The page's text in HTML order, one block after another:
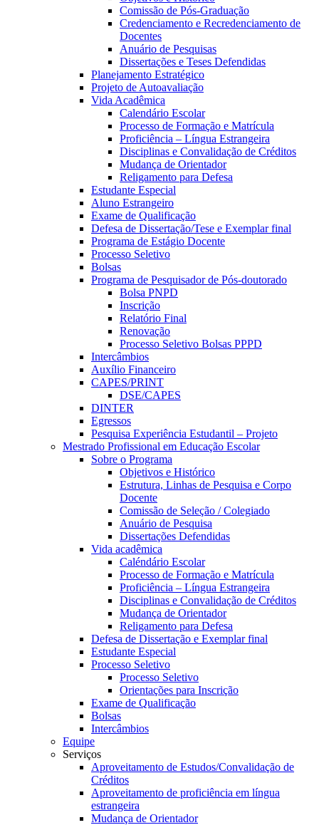
Comissão de Pós-Graduação
Credenciamento e Recredenciamento de
Docentes
Anuário de Pesquisas
Dissertações e Teses Defendidas
Planejamento Estratégico
Projeto de Autoavaliação
Vida Acadêmica
Calendário Escolar
Processo de Formação e Matrícula
Proficiência – Língua Estrangeira
Disciplinas e Convalidação de Créditos
Mudança de Orientador
Religamento para Defesa
Estudante Especial
Aluno Estrangeiro
Exame de Qualificação
Defesa de Dissertação/Tese e Exemplar final
Programa de Estágio Docente
Processo Seletivo
Bolsas
Programa de Pesquisador de Pós-doutorado
Bolsa PNPD
Inscrição
Relatório Final
Renovação
Processo Seletivo Bolsas PPPD
Intercâmbios
Auxílio Financeiro
CAPES/PRINT
DSE/CAPES
DINTER
Egressos
Pesquisa Experiência Estudantil – Projeto
Mestrado Profissional em Educação Escolar
Sobre o Programa
Objetivos e Histórico
Estrutura, Linhas de Pesquisa e Corpo
Docente
Comissão de Seleção / Colegiado
Anuário de Pesquisa
Dissertações Defendidas
Vida acadêmica
Caléndário Escolar
Processo de Formação e Matrícula
Proficiência – Língua Estrangeira
Disciplinas e Convalidação de Créditos
Mudança de Orientador
Religamento para Defesa
Defesa de Dissertação e Exemplar final
Estudante Especial
Processo Seletivo
Processo Seletivo
Orientações para Inscrição
Exame de Qualificação
Bolsas
Intercâmbios
Equipe
Serviços
Aproveitamento de Estudos/Convalidação de
Créditos
Aproveitamento de proficiência em língua
estrangeira
Mudança de Orientador